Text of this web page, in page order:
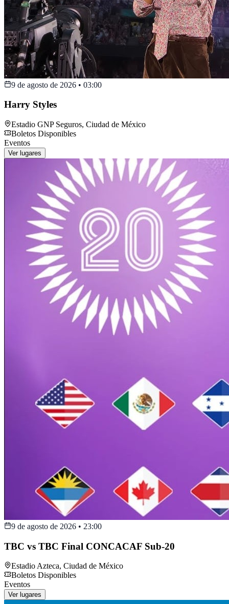
9 de agosto de 2026 • 03:00
Harry Styles
Estadio GNP Seguros, Ciudad de México
Boletos Disponibles
Eventos
Ver lugares
9 de agosto de 2026 • 23:00
TBC vs TBC Final CONCACAF Sub-20
Estadio Azteca, Ciudad de México
Boletos Disponibles
Eventos
Ver lugares